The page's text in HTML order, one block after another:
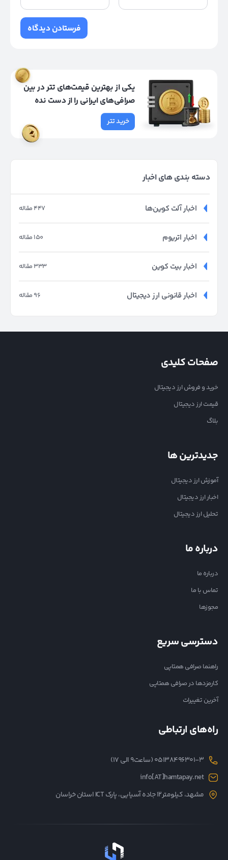
یکی از بهترین قیمت‌های تتر در بین
صرافی‌های ایرانی را از دست نده
خرید تتر
دسته بندی های اخبار
447 مقاله اخبار آلت کوین‌ها
150 مقاله اخبار اتریوم
333 مقاله اخبار بیت کوین
96 مقاله اخبار قانونی ارز دیجیتال
صفحات کلیدی
خرید و فروش ارز دیجیتال
قیمت ارز دیجیتال
بلاگ
جدیدترین ها
آموزش ارز دیجیتال
اخبار ارز دیجیتال
تحلیل ارز دیجیتال
درباره ما
درباره ما
تماس با ما
مجوزها
دسترسی سریع
راهنما صرافی همتاپی
کارمزدها در صرافی همتاپی
آخرین تغییرات
راه‌های ارتباطی
05138496301-3 (ساعت۹ الی ۱۷)
info[AT]hamtapay.net
مشهد، کیلومتر12 جاده آسیایی، پارک ICT استان خراسان